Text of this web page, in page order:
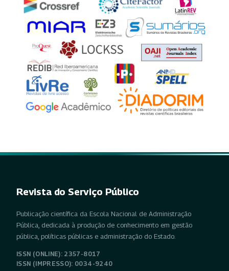
Revista do Serviço Público
Publicação científica da Escola Nacional de Administração
Pública, dedicada à produção de conhecimento em gestão
pública, políticas públicas e administração do Estado.
ISSN (ONLINE): 2357-8017
ISSN (IMPRESSO): 0034-9240